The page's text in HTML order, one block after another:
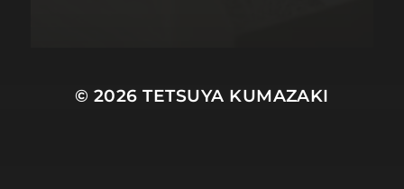
© 2026TETSUYA KUMAZAKI